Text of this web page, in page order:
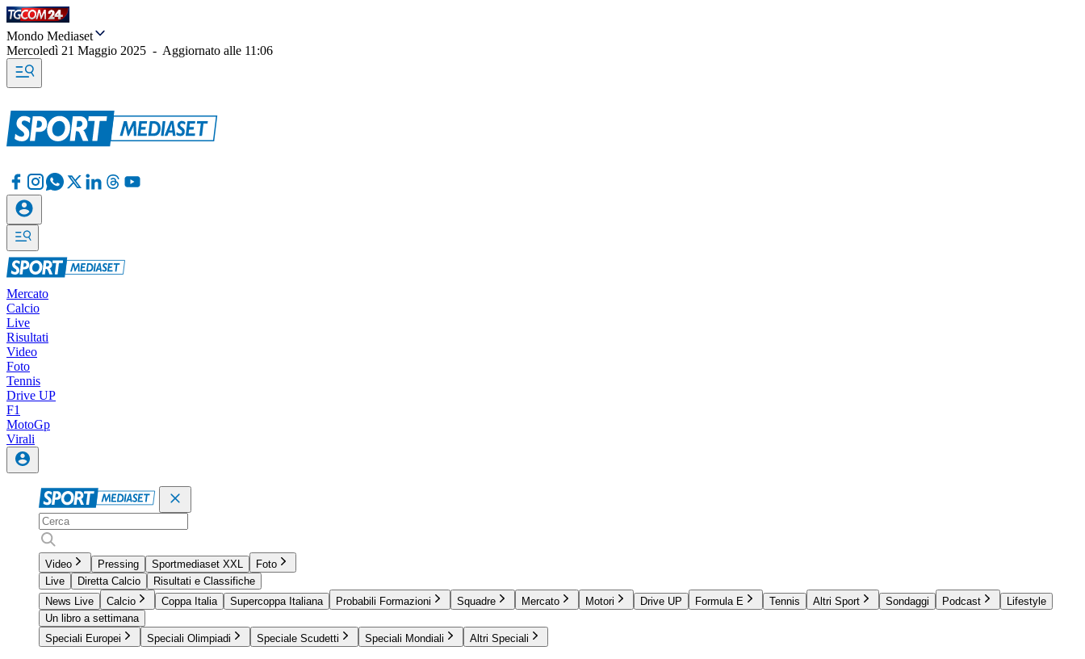
Mondo Mediaset
Mercoledì 21 Maggio 2025 - Aggiornato alle 11:06
Mercato
Calcio
Live
Risultati
Video
Foto
Tennis
Drive UP
F1
MotoGp
Virali
Video Pressing Sportmediaset XXL
Foto
Live
Diretta Calcio
Risultati e Classifiche
News Live
Calcio Coppa Italia Supercoppa Italiana Probabili Formazioni Squadre Mercato Motori Drive UP Formula E Tennis Altri Sport Sondaggi Podcast
Lifestyle
Un libro a settimana
Speciali Europei
Speciali Olimpiadi Speciale Scudetti Speciali Mondiali Altri Speciali